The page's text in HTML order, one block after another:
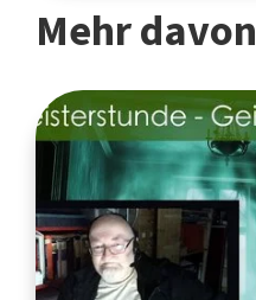
Mehr davon